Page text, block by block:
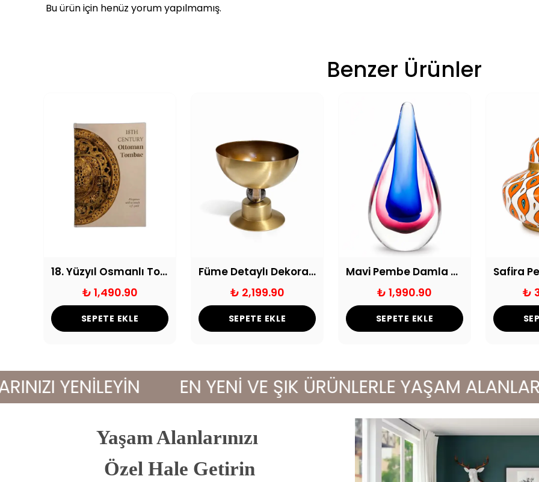
Bu ürün için henüz yorum yapılmamış.
Benzer Ürünler
18. Yüzyıl Osmanlı Tombak Desenli Dekoratif Defter
₺ 1,490.90
SEPETE EKLE
Füme Detaylı Dekoratif Saksı Eskitme
₺ 2,199.90
SEPETE EKLE
Mavi Pembe Damla Cam Obje
₺ 1,990.90
SEPETE EKLE
₺
YENİLEYİN EN YENİ VE ŞIK ÜRÜNLERLE YAŞAM
Yaşam Alanlarınızı
Özel Hale Getirin